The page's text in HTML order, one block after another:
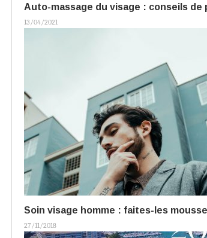
Auto-massage du visage : conseils de
13/04/2021
Soin visage homme : faites-les
27/11/2018